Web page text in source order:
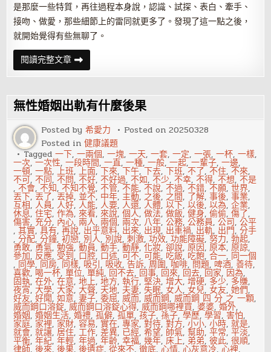
是那麼一些特質，再往過程本身說，認識、試探、表白、牽手、
接吻、做愛，那些細節上的雷同就更多了。發現了這一點之後，
就開始覺得有些無聊了。
閱讀完整文章背
叛
婚
一
次
等
於
一
千
次
無性婚姻出軌有什麼後果
Posted by希愛力 Posted on20250328
Posted in健康議題
Tagged一下,一兩個,一塊,一天,一套,一定,一張,一杯,一樣,
一次,一次性,一段時間,一直,一種,一般,一起,一輩子,一邊,
一頓,一點,上班,上面,下來,下午,下去,下班,不了,不住,不來,
不可,不同,不問,不好,不好過,不如,不少,不幸,不得,不想,不是
,不會,不知,不知不覺,不管,不能,不說,不過,不錯,不願,世界,
丟下, 丟了, 丟掉,並不, 中年,主動, 之後, 之間, 了解,事後,事業,
互相,人員,人好,人能,人要,人還,人體,以下,以後,以為,企業,
休息,住宅,作為,來看,來說,個人,做法,做飯,健身,偷偷,傷了,
傷害, 充分, 內心, 兩人, 兩個, 兩次, 八年,公務,公務員,公司,公平
,其實,具有,再說, 出乎意料, 出來, 出現, 出車禍, 出軌, 出門,分手
,分配,分鐘,初戀, 別人, 別說,刺激,功效,功能障礙,努力,勃起,
勇敢, 勇氣,勉強,動員,動手,動靜,化妝,卻說,原因,原本,原諒,
參加, 反應, 受到, 口腔, 口述,可不,可能, 吃飯, 吃飽,合一, 同一個
, 同學, 同房, 同樣, 吸引, 吸收,告訴,周圍, 咖啡, 問題, 啤酒,善待,
喜歡, 喝一杯,單位,單純, 回不去, 回事, 回來, 回去, 回家, 因為,
固執,在外,在意,地上,地方,執行,堅決,增大,增硬, 多少, 多賺,
夜宵,大學,大家,大聲, 天地, 夫妻,失眠,女人,女兒,女友,她們,
好友,好聞,如意,妻子,委屈,威而,威而鋼,威而鋼 四 分 之 一顆,
威而鋼口溶錠,威而鋼口溶錠心得,威而鋼哪裡買,婆婆,婚外,
婚姻,婚姻生活,婚禮,孤僻,孤單,孩子,孫子,學歷,學習,害怕,
家庭, 家裡, 家財,容易,實在,專家,對待,對方,小小,小時,就是,
就會,就讓,居住,工作,差異, 已經,希望, 帥氣,幫助,平常,平淡,
平衡,年紀,年輕,年過,年齡,幸福,幾年,床上, 弟弟,彼此,很順,
律師,後來,後果,後遺症,從來不,徹底,心情,心灰意冷,心裡,